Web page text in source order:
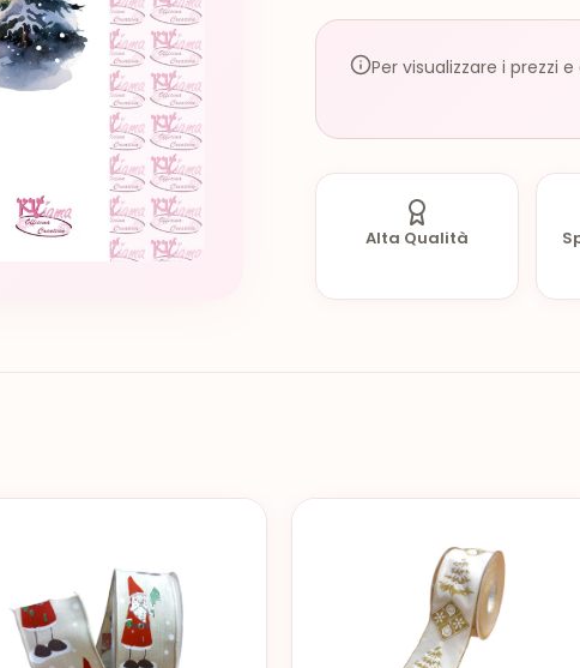
Per visualizzare i prezzi
Alta Qualità